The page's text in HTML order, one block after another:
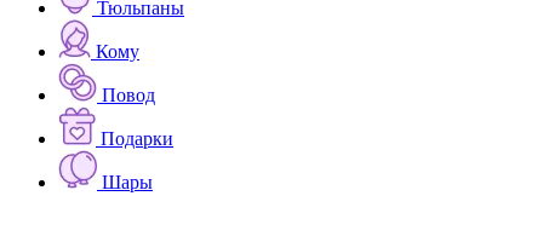
Тюльпаны
Кому
Повод
Подарки
Шары